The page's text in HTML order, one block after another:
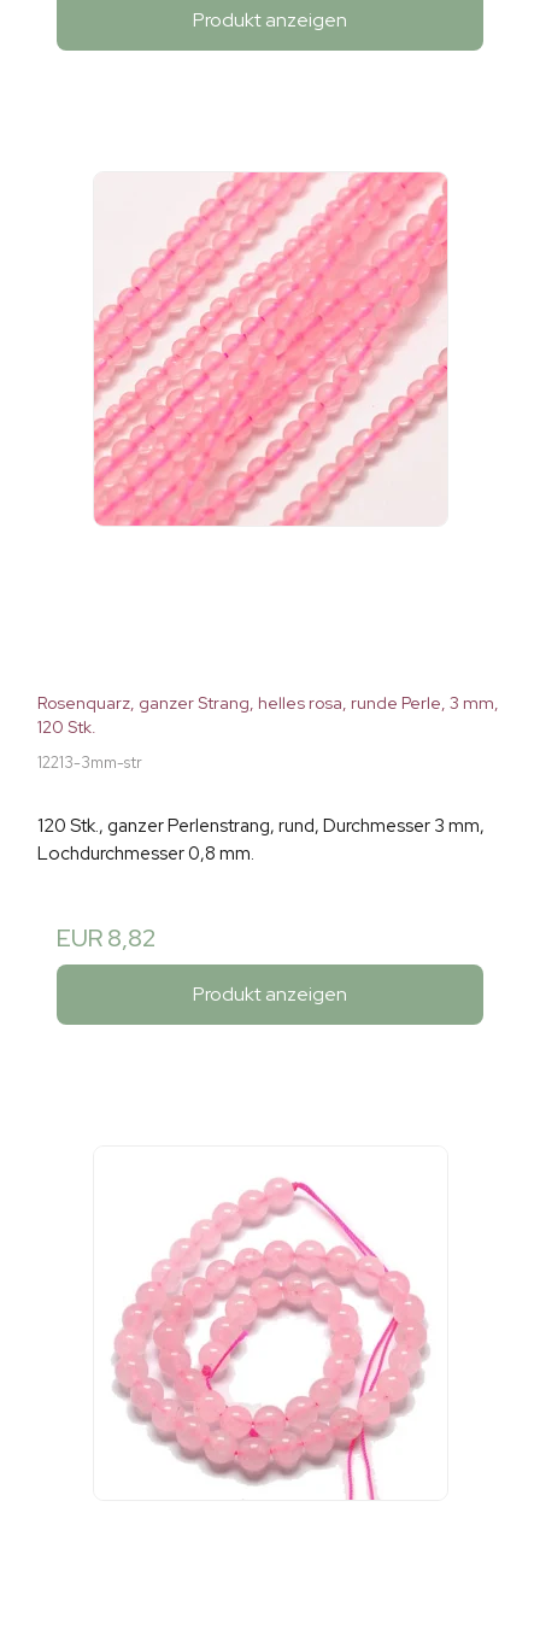
Produkt anzeigen
Rosenquarz, ganzer Strang, helles rosa, runde Perle, 3 mm,
120 Stk.
12213-3mm-str
120 Stk., ganzer Perlenstrang, rund, Durchmesser 3 mm,
Lochdurchmesser 0,8 mm.
EUR 8,82
Produkt anzeigen